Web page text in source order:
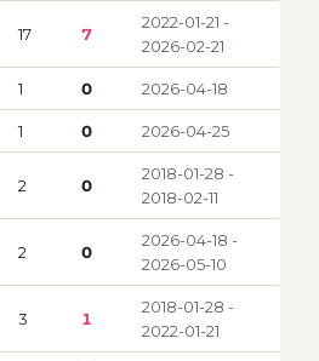
17 7
2022-01-21 -
2026-02-21
1 0 2026-04-18
1 0 2026-04-25
2 0
2018-01-28 -
2018-02-11
2 0
2026-04-18 -
2026-05-10
3 1
2018-01-28 -
2022-01-21